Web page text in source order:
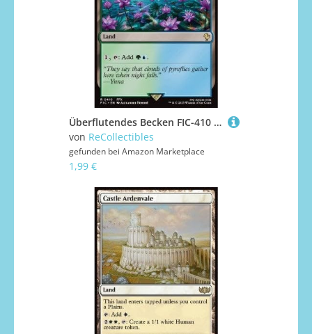
Überflutendes Becken FIC-410 Rare Deutsch Boosterfrisch - Commander: Magic: The Gathering - FINAL Fantasy - mit ReCollectibles-Versandschutz - für Magic/MTG
von ReCollectibles
gefunden bei Amazon Marketplace
1,99 €